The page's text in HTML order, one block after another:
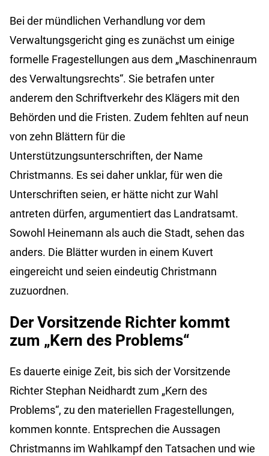
Bei der mündlichen Verhandlung vor dem
Verwaltungsgericht ging es zunächst um einige
formelle Fragestellungen aus dem „Maschinenraum
des Verwaltungsrechts“. Sie betrafen unter
anderem den Schriftverkehr des Klägers mit den
Behörden und die Fristen. Zudem fehlten auf neun
von zehn Blättern für die
Unterstützungsunterschriften, der Name
Christmanns. Es sei daher unklar, für wen die
Unterschriften seien, er hätte nicht zur Wahl
antreten dürfen, argumentiert das Landratsamt.
Sowohl Heinemann als auch die Stadt, sehen das
anders. Die Blätter wurden in einem Kuvert
eingereicht und seien eindeutig Christmann
zuzuordnen.
Der Vorsitzende Richter kommt
zum „Kern des Problems“
Es dauerte einige Zeit, bis sich der Vorsitzende
Richter Stephan Neidhardt zum „Kern des
Problems“, zu den materiellen Fragestellungen,
kommen konnte. Entsprechen die Aussagen
Christmanns im Wahlkampf den Tatsachen und wie